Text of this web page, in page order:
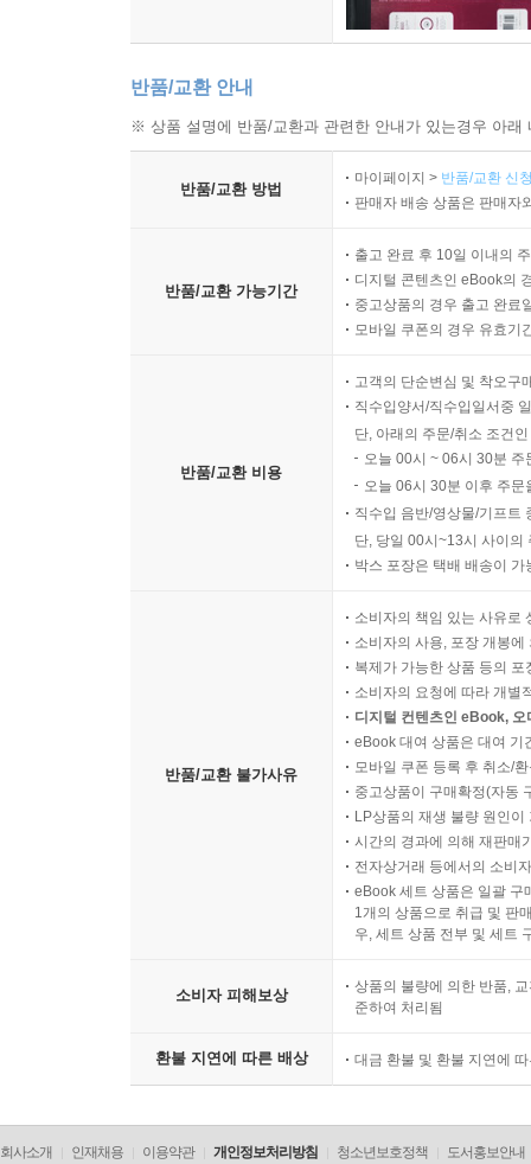
반품/교환 안내
※ 상품 설명에 반품/교환과 관련한 안내가 있는경우 아
반품/교환 방법
마이페이지 > 반품/교환 신
판매자 배송 상품은 판매자
반품/교환 가능기간
출고 완료 후 10일 이내의
디지털 콘텐츠인 eBook의
중고상품의 경우 출고 완료
모바일 쿠폰의 경우 유효기
반품/교환 비용
고객의 단순변심 및 착오구
직수입양서/직수입일서중
단, 아래의 주문/취소 조건
오늘 00시 ~ 06시 30분
오늘 06시 30분 이후 주
직수입 음반/영상물/기프트
단, 당일 00시~13시 사이의
박스 포장은 택배 배송이
반품/교환 불가사유
소비자의 책임 있는 사유로
소비자의 사용, 포장 개봉
복제가 가능한 상품 등의
소비자의 요청에 따라 개별
디지털 컨텐츠인 eBook,
eBook 대여 상품은 대여 기
모바일 쿠폰 등록 후 취소/
중고상품이 구매확정(자동
LP상품의 재생 불량 원인
시간의 경과에 의해 재판매
전자상거래 등에서의 소비
eBook 세트 상품은 일괄 구
1개의 상품으로 취급 및 판
우, 세트 상품 전부 및 세트
소비자 피해보상
상품의 불량에 의한 반품,
준하여 처리됨
환불 지연에 따른 배상 대금 환불 및 환불 지연에
회사소개 인재채용 이용약관 개인정보처리방침 청소년보호정책 도서홍보안내